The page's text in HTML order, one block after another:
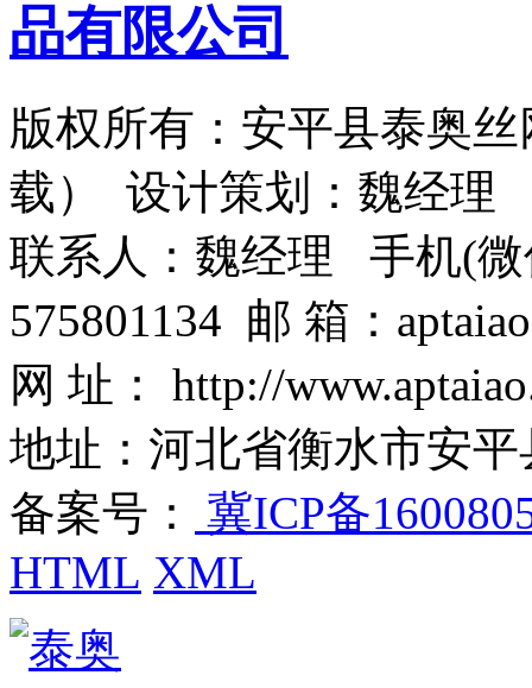
版权所有：安平县泰奥
载） 设计策划：魏经理
联系人：魏经理 手机(微
575801134 邮 箱：
网 址： http://
地址：河北省衡水市安
备案号：
冀ICP备
HTML XML